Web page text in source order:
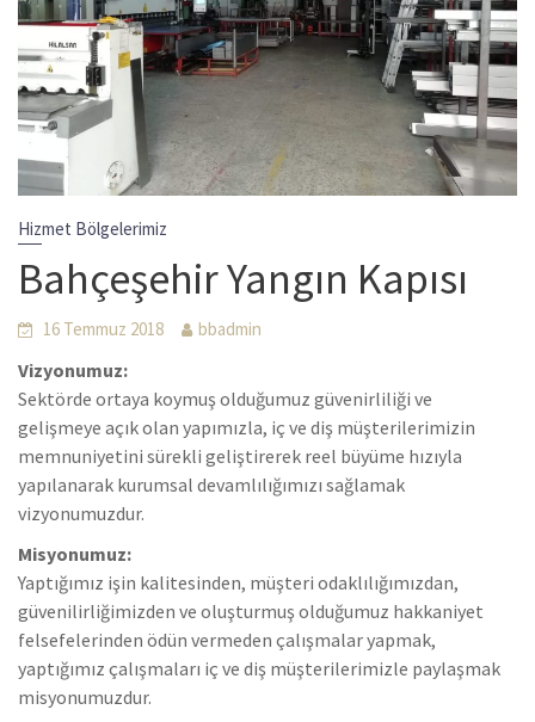
Hizmet Bölgelerimiz
Bahçeşehir Yangın Kapısı
16 Temmuz 2018 bbadmin
Vizyonumuz:
Sektörde ortaya koymuş olduğumuz güvenirliliği ve
gelişmeye açık olan yapımızla, iç ve diş müşterilerimizin
memnuniyetini sürekli geliştirerek reel büyüme hızıyla
yapılanarak kurumsal devamlılığımızı sağlamak
vizyonumuzdur.
Misyonumuz:
Yaptığımız işin kalitesinden, müşteri odaklılığımızdan,
güvenilirliğimizden ve oluşturmuş olduğumuz hakkaniyet
felsefelerinden ödün vermeden çalışmalar yapmak,
yaptığımız çalışmaları iç ve diş müşterilerimizle paylaşmak
misyonumuzdur.